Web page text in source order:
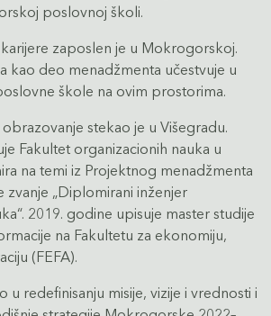
poslovnoj školi.
zaposlen je u Mokrogorskoj.
kao deo menadžmenta učestvuje u
škole na ovim prostorima.
stekao je u Višegradu.
Fakultet organizacionih nauka u
na temi iz Projektnog menadžmenta
zvanje „Diplomirani inženjer
2019. godine upisuje master studije
na Fakultetu za ekonomiju,
(FEFA).
u redefinisanju misije, vizije i vrednosti i